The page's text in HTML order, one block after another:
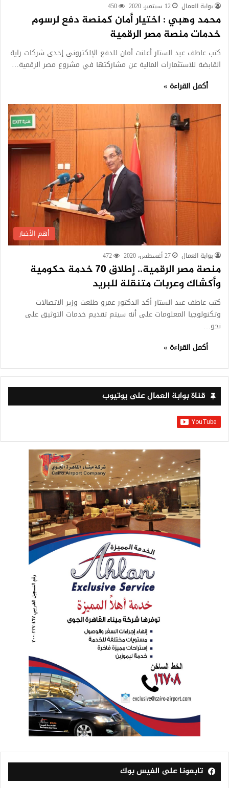
بوابة العمال 12 سبتمبر، 2020 450
محمد وهبي : اختيار أمان كمنصة دفع لرسوم
خدمات منصة مصر الرقمية
كتب عاطف عبد الستار أعلنت أمان للدفع الإلكتروني إحدى شركات راية
القابضة للاستثمارات المالية عن مشاركتها في مشروع مصر الرقمية…
أكمل القراءة »
أهم الأخبار
بوابة العمال 27 أغسطس، 2020 472
منصة مصر الرقمية.. إطلاق 70 خدمة حكومية
وأكشاك وعربات متنقلة للبريد
كتب عاطف عبد الستار أكد الدكتور عمرو طلعت وزير الاتصالات
وتكنولوجيا المعلومات على أنه سيتم تقديم خدمات التوثيق على
نحو…
أكمل القراءة »
قناة بوابة العمال على يوتيوب
تابعونا على الفيس بوك